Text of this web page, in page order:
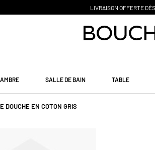
SALLE DE BAIN TABLE
DOUCHE EN COTON GRIS